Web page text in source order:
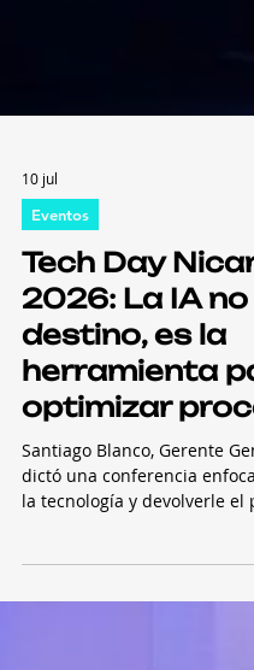
10 jul
Eventos
Tech Day
2026: La IA no
destino, es la
optimizar
Santiago Blanco, Gerente